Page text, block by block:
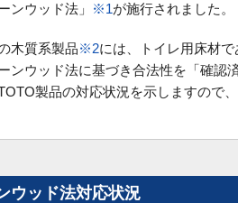
ンウッド法」
※1が施行されました。
木質系製品※2には、トイレ用床材
ンウッド法に基づき合法性を「確認
製品の対応状況を示しますので
ウッド法対応状況